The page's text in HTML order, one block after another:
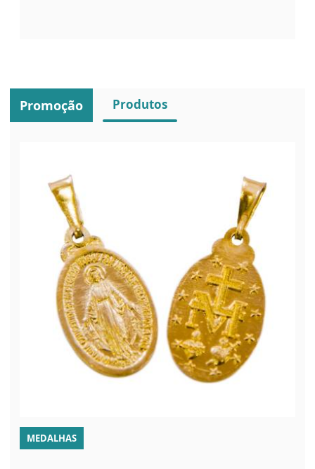
Promoção Produtos
MEDALHAS